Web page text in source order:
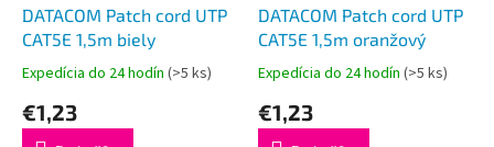
DATACOM Patch cord UTP
CAT5E 1,5m biely
Expedícia do 24 hodín (>5 ks)
€1,23
DATACOM Patch cord UTP
CAT5E 1,5m oranžový
Expedícia do 24 hodín (>5 ks)
€1,23